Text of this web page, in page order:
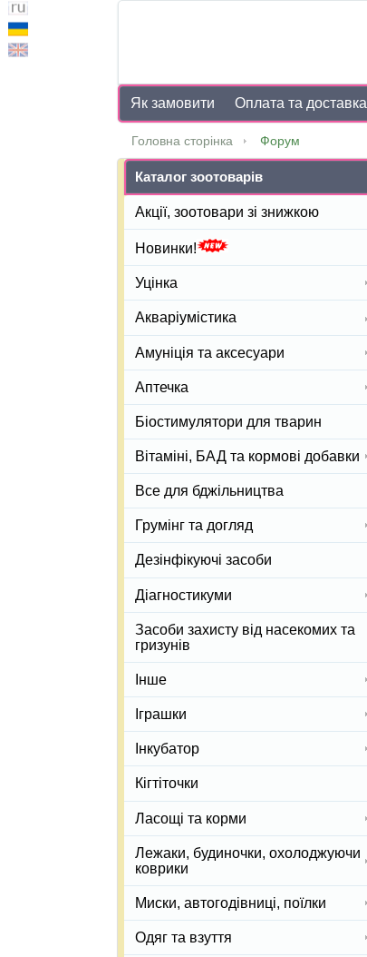
Як замовити Оплата та доставка
Головна сторінка Форум
Каталог зоотоварів
Акції, зоотовари зі знижкою
Новинки!
Уцінка
Акваріумістика
Амуніція та аксесуари
Аптечка
Біостимулятори для тварин
Вітаміні, БАД та кормові добавки
Все для бджільництва
Грумінг та догляд
Дезінфікуючі засоби
Діагностикуми
Засоби захисту від насекомих та
гризунів
Інше
Іграшки
Інкубатор
Кігтіточки
Ласощі та корми
Лежаки, будиночки, охолоджуючи
коврики
Миски, автогодівниці, поїлки
Одяг та взуття